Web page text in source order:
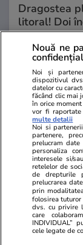
Dragostea
litoral! Doi
transformat
de film
s-au uitat
POLITIC
Politică
Marii
salarizării
următorii ani
în 5.000 și
Nouă ne
Noi și
dispozitivul
datelor cu
făcând clic mai
în orice
vor fi
multe detalii
Noi si
partenere,
prelucram
personaliza
interesele si/
retelelor de
de drepturile
prelucrarea
prin
folosirea
dvs. cu privire
care
INDIVIDUAL”
cele legate de